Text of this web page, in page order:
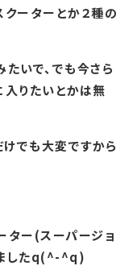
ーターとか２種の
いで、でも今さら
入りたいとかは無
でも大変ですから
ター(スーパージョ
ましたq(^-^q)